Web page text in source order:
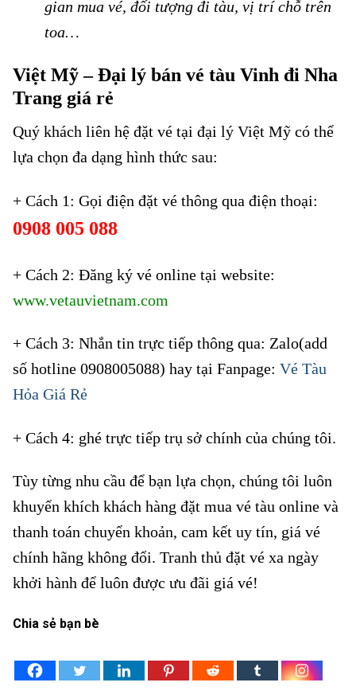
gian mua vé, đối tượng đi tàu, vị trí chỗ trên
toa…
Việt Mỹ – Đại lý bán vé tàu Vinh đi Nha
Trang giá rẻ
Quý khách liên hệ đặt vé tại đại lý Việt Mỹ có thể
lựa chọn đa dạng hình thức sau:
+ Cách 1: Gọi điện đặt vé thông qua điện thoại:
0908 005 088
+ Cách 2: Đăng ký vé online tại website:
www.vetauvietnam.com
+ Cách 3: Nhắn tin trực tiếp thông qua: Zalo(add
số hotline 0908005088) hay tại Fanpage: Vé Tàu
Hỏa Giá Rẻ
+ Cách 4: ghé trực tiếp trụ sở chính của chúng tôi.
Tùy từng nhu cầu để bạn lựa chọn, chúng tôi luôn
khuyến khích khách hàng đặt mua vé tàu online và
thanh toán chuyển khoản, cam kết uy tín, giá vé
chính hãng không đổi. Tranh thủ đặt vé xa ngày
khởi hành để luôn được ưu đãi giá vé!
Chia sẻ bạn bè